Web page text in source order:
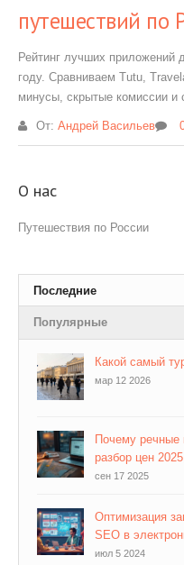
путешествий по
Рейтинг лучших приложений
году. Сравниваем Tutu,
минусы, скрытые комиссии и
От: Андрей Васильев
О нас
Путешествия по России
Последние
Популярные
Какой самый
мар 12 2026
Почему речные
разбор цен
сен 17 2025
Оптимизация
SEO в
июл 5 2024